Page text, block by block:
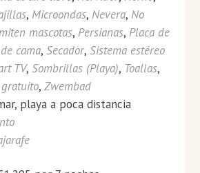
, Microondas, Nevera, No
mascotas, Persianas, Placa de
cama,Secador,Sistema estéreo
TV,Sombrillas (Playa), Toallas,
gratuito,Zwembad
playa a poca distancia